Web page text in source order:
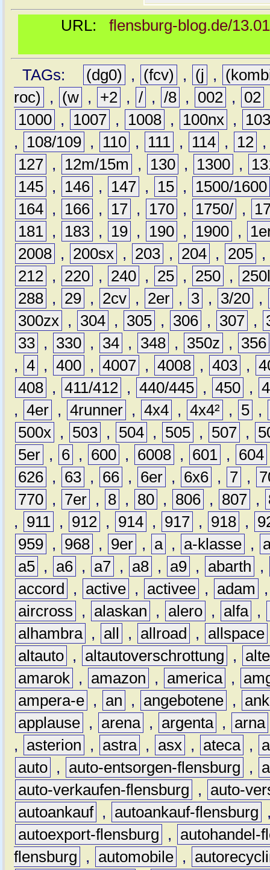
URL: flensburg-blog.de/
TAGs: (dg0) , (fcv) , (j ,
roc)
, (w , +2 , / , /8 , 002 , 02
1000 , 1007 , 1008 , 100nx ,
,
108/109 , 110 , 111 , 114 , 12
127 , 12m/15m , 130 , 1300 ,
145 , 146 , 147 , 15 ,
1500/1600
164 , 166 , 17 , 170 , 1750/ ,
181 , 183 , 19 , 190 , 1900 ,
2008 , 200sx , 203 , 204 , 205 ,
212 , 220 , 240 , 25 , 250 ,
288 , 29 , 2cv , 2er , 3 , 3/20 ,
300zx , 304 , 305 , 306 , 307 ,
33 , 330 , 34 , 348 , 350z ,
356
, 4 , 400 , 4007 , 4008 , 403 ,
408 , 411/412 , 440/445 , 450 ,
, 4er , 4runner , 4x4 , 4x4² , 5 ,
500x , 503 , 504 , 505 , 507 ,
5er , 6 , 600 , 6008 , 601 , 604
626 , 63 , 66 , 6er , 6x6 , 7 ,
770 , 7er , 8 , 80 , 806 , 807 ,
,
911 , 912 , 914 , 917 , 918 ,
959 , 968 , 9er , a , a-klasse ,
a5 , a6 , a7 , a8 , a9 , abarth
,
accord
, active , activee , adam
aircross
, alaskan , alero , alfa ,
alhambra , all , allroad , allspace
altauto , altautoverschrottung ,
amarok , amazon , america ,
ampera-e , an , angebotene ,
applause , arena , argenta , arna
,
asterion , astra , asx , ateca ,
auto , auto-entsorgen-flensburg ,
auto-verkaufen-flensburg
,
auto-
autoankauf , autoankauf-flensburg
autoexport-flensburg
,
autohandel-
flensburg
, automobile ,